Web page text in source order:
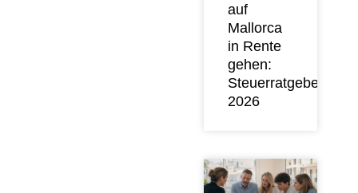
auf
Mallorca
in Rente
gehen:
Steuerratgeber
2026